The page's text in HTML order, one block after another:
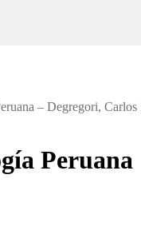
– Degregori, Carlos
Peruana